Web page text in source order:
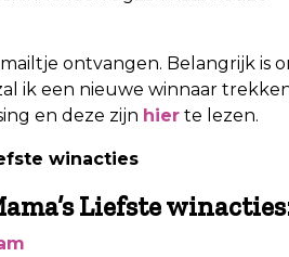
ontvangen. Belangrijk is
ik een nieuwe winnaar
en deze zijn hier te lezen.
winacties
Liefste